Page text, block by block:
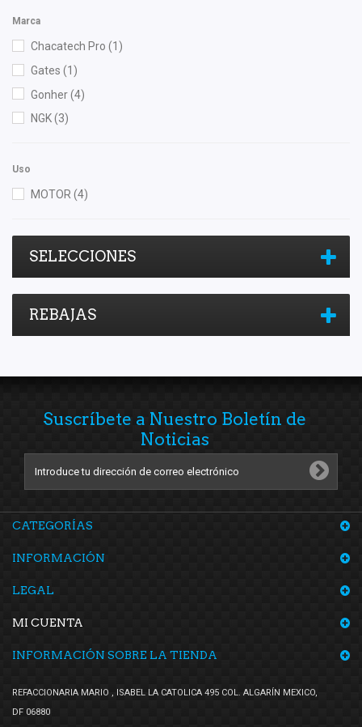
Marca
Chacatech Pro (1)
Gates (1)
Gonher(4)
NGK(3)
Uso
MOTOR(4)
SELECCIONES
REBAJAS
Suscríbete a Nuestro Boletín de
Noticias
CATEGORÍAS
INFORMACIÓN
LEGAL
MI CUENTA
INFORMACIÓN SOBRE LA TIENDA
REFACCIONARIA MARIO , ISABEL LA CATOLICA 495 COL. ALGARÍN MEXICO,
DF 06880